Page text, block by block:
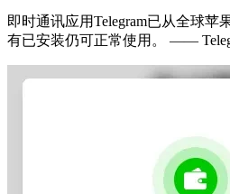
即时通讯应用Telegram已从全球苹
有已安装仍可正常使用。 ——